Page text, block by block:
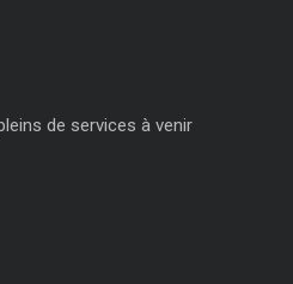
de services à venir